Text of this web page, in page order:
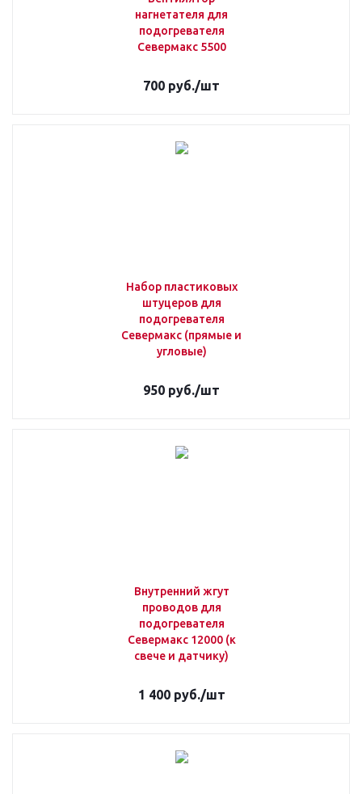
нагнетателя для
подогревателя
Севермакс 5500
700 руб./шт
Набор пластиковых
штуцеров для
подогревателя
Севермакс (прямые и
угловые)
950 руб./шт
Внутренний жгут
проводов для
подогревателя
Севермакс 12000 (к
свече и датчику)
1 400руб./шт